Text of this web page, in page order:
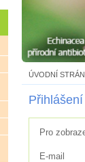
ÚVODNÍ
Přihlášení
Pro
E-mail